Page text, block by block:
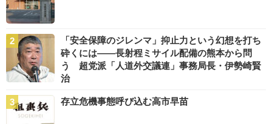
「安全保障のジレンマ」抑止力という幻想を打ち
砕くには――長射程ミサイル配備の熊本から問
う 超党派「人道外交議連」事務局長・伊勢崎賢
治
存立危機事態呼び込む高市早苗